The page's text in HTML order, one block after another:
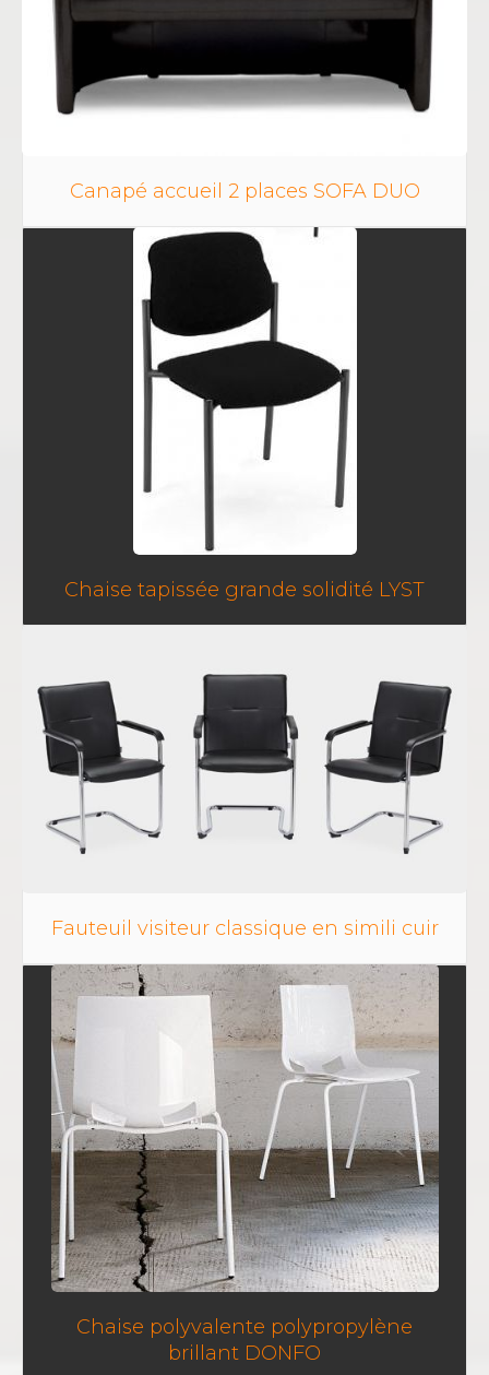
Canapé accueil 2 places SOFA DUO
Chaise tapissée grande solidité LYST
Fauteuil visiteur classique en simili cuir
Chaise polyvalente polypropylène
brillant DONFO